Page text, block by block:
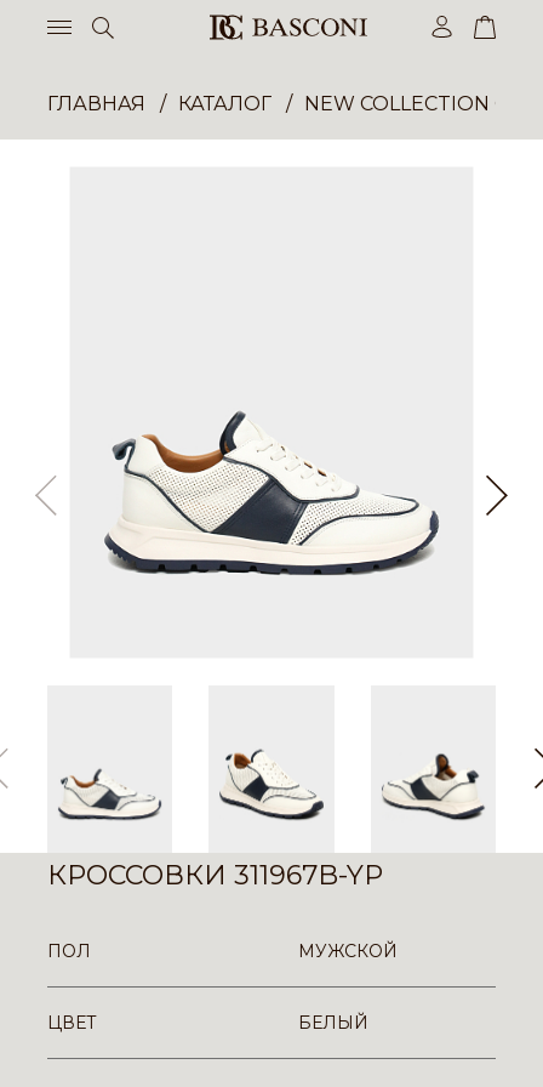
ГЛАВНАЯ КАТАЛОГ NEW COLLECTION
КРОССОВКИ 311967B-YP
ПОЛ МУЖСКОЙ
ЦВЕТ БЕЛЫЙ